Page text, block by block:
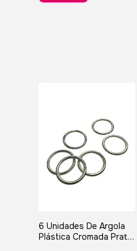
6 Unidades De Argola
Plástica Cromada Prata